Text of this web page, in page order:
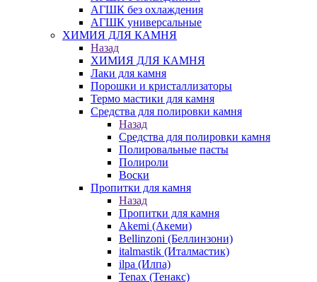
АГШК без охлаждения
АГШК универсальные
ХИМИЯ ДЛЯ КАМНЯ
Назад
ХИМИЯ ДЛЯ КАМНЯ
Лаки для камня
Порошки и кристаллизаторы
Термо мастики для камня
Средства для полировки камня
Назад
Средства для полировки камня
Полировальные пасты
Полироли
Воски
Пропитки для камня
Назад
Пропитки для камня
Akemi (Акеми)
Bellinzoni (Беллинзони)
italmastik (Италмастик)
ilpa (Илпа)
Tenax (Тенакс)